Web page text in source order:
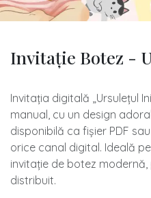
Invitație Botez -
Invitația digitală „Ursulețul
manual, cu un design
disponibilă ca fișier PDF
orice canal digital. Ideală
invitație de botez
distribuit.